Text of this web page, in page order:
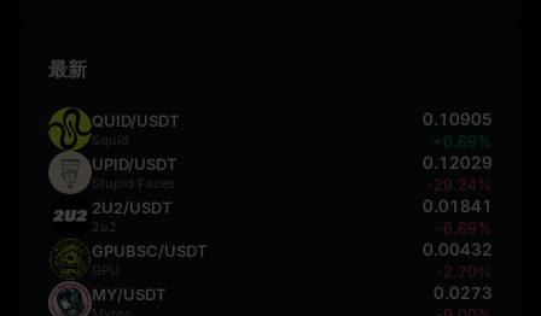
最新
QUID/USDT
Squid
0.10905
+0.69%
UPID/USDT
Stupid Faces
0.12029
-29.24%
2U2/USDT
2u2
0.01841
-6.69%
GPUBSC/USDT
GPU
0.00432
-2.70%
MY/USDT
0.0273